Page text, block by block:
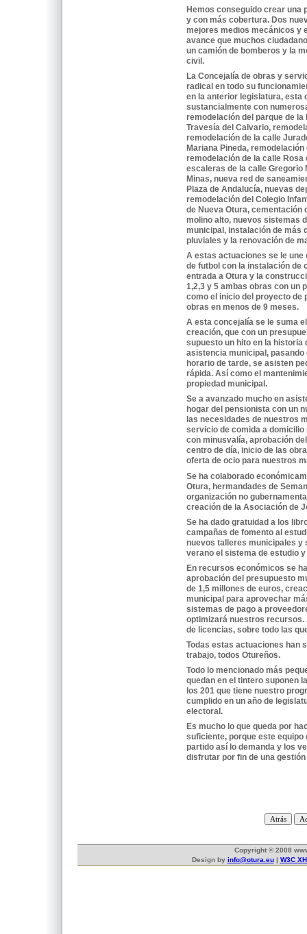
Hemos conseguido crear una
y con más cobertura. Dos
mejores medios mecánicos y
avance que muchos
un camión de bomberos y la
civil.
La Concejalía de obras y
radical en todo su
en la anterior legislatura, esta
sustancialmente con
remodelación del parque de
Travesía del Calvario,
remodelación de la calle
Mariana Pineda,
remodelación de la calle
escaleras de la calle Gregorio
Minas, nueva red de
Plaza de Andalucía, nuevas
remodelación del Colegio
de Nueva Otura, cementación
molino alto, nuevos sistemas
municipal, instalación de más
pluviales y la renovación de
A estas actuaciones se le une
de futbol con la instalación de
entrada a Otura y la
1,2,3 y 5 ambas obras con un
como el inicio del proyecto de
obras en menos de 9 meses.
A esta concejalía se le suma
creación, que con un
supuesto un hito en la historia
asistencia municipal, pasando
horario de tarde, se asisten
rápida. Así como el
propiedad municipal.
Se a avanzado mucho en
hogar del pensionista con un
las necesidades de nuestros
servicio de comida a
con minusvalía, aprobación
centro de día, inicio de las
oferta de ocio para nuestros
Se ha colaborado
Otura, hermandades de
organización no
creación de la Asociación de
Se ha dado gratuidad a los
campañas de fomento al
nuevos talleres municipales y
verano el sistema de estudio
En recursos económicos se
aprobación del presupuesto
de 1,5 millones de euros,
municipal para aprovechar
sistemas de pago a
optimizará nuestros recursos.
de licencias, sobre todo las
Todas estas actuaciones han
trabajo, todos Otureños.
Todo lo mencionado más
quedan en el tintero suponen
los 201 que tiene nuestro
cumplido en un año de
electoral.
Es mucho lo que queda por
suficiente, porque este
partido así lo demanda y los
disfrutar por fin de una
Copyright © 2008
Design by info@otura.eu| W3C